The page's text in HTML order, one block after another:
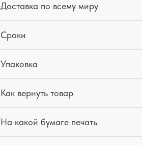
Доставка по всему миру
Сроки
Упаковка
Как вернуть товар
На какой бумаге печать